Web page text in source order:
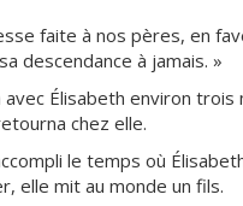
faite à nos pères, en
descendance à jamais. »
Élisabeth environ trois
chez elle.
le temps où
elle mit au monde un fils.